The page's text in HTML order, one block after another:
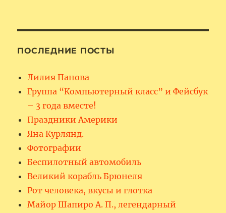
ПОСЛЕДНИЕ ПОСТЫ
Лилия Панова
Группа “Компьютерный класс” и Фейсбук
– 3 года вместе!
Праздники Америки
Яна Курлянд.
Фотографии
Беспилотный автомобиль
Великий корабль Брюнеля
Рот человека, вкусы и глотка
Майор Шапиро А. П., легендарный